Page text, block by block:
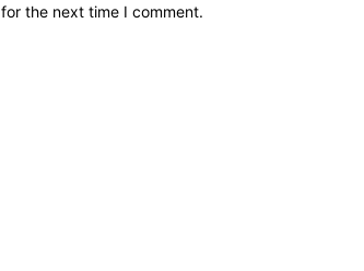
the next time I comment.